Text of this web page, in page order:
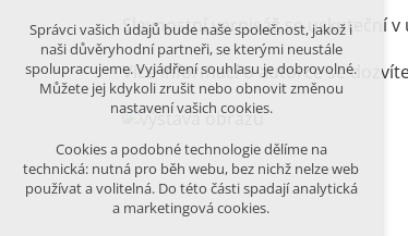
Slavnostní vernisáž se uskuteční
Více informací o autorce se
marketingová cookies (Google)
Více informací o cookies na našem webu
ODMÍTNOUT VŠE
Správci vašich údajů bude naše společnost, jakož i
naši důvěryhodní partneři, se kterými neustále
spolupracujeme. Vyjádření souhlasu je dobrovolné.
Můžete jej kdykoli zrušit nebo obnovit změnou
nastavení vašich cookies.
Cookies a podobné technologie dělíme na
technická: nutná pro běh webu, bez nichž nelze web
používat a volitelná. Do této části spadají analytická
a marketingová cookies.